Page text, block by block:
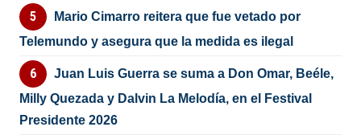
Mario Cimarro reitera que fue vetado por
Telemundo y asegura que la medida es ilegal
Juan Luis Guerra se suma a Don Omar, Beéle,
Milly Quezada y Dalvin La Melodía, en el Festival
Presidente 2026